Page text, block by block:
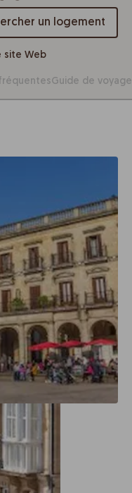
un logement
site Web
Guide de voyage